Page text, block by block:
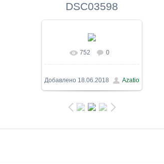
DSC03598
В реальном размере
800x600/ 138.5Kb
752 0
Добавлено 18.06.2018 Azatio